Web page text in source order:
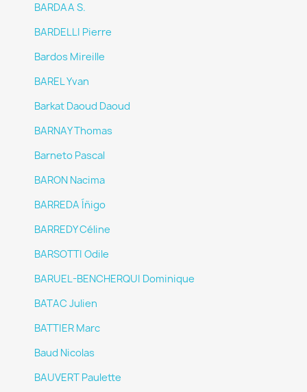
BARDAA S.
BARDELLI Pierre
Bardos Mireille
BAREL Yvan
Barkat Daoud Daoud
BARNAY Thomas
Barneto Pascal
BARON Nacima
BARREDA Íñigo
BARREDY Céline
BARSOTTI Odile
BARUEL-BENCHERQUI Dominique
BATAC Julien
BATTIER Marc
Baud Nicolas
BAUVERT Paulette